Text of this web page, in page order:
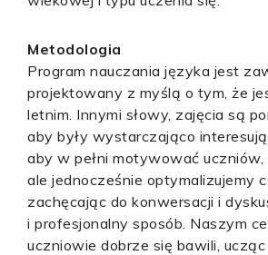
Metodologia
Program nauczania języka jest
projektowany z myślą o tym, że
letnim. Innymi słowy, zajęcia są
aby były wystarczająco
aby w pełni motywować uczniów,
ale jednocześnie optymalizujemy
zachęcając do konwersacji i
i profesjonalny sposób. Naszym
uczniowie dobrze się bawili,